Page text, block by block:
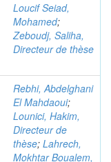
Loucif Seiad,
Mohamed;
Zeboudj, Saliha,
Directeur de thèse
Rebhi, Abdelghani
El Mahdaoui;
Lounici, Hakim,
Directeur de
thèse; Lahrech,
Mokhtar Boualem,